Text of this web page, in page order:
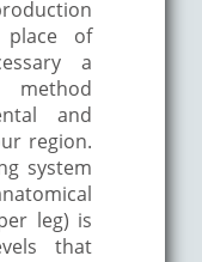
of
a
and
region.
system
leg) is
that